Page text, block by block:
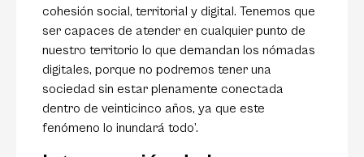
cohesión social, territorial y digital. Tenemos que
ser capaces de atender en cualquier punto de
nuestro territorio lo que demandan los nómadas
digitales, porque no podremos tener una
sociedad sin estar plenamente conectada
dentro de veinticinco años, ya que este
fenómeno lo inundará todo’.